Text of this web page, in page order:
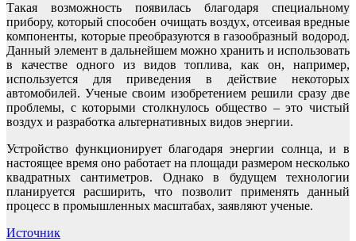
Такая возможность появилась благодаря специальному
прибору, который способен очищать воздух, отсеивая вредные
компоненты, которые преобразуются в газообразный водород.
Данный элемент в дальнейшем можно хранить и использовать
в качестве одного из видов топлива, как он, например,
используется для приведения в действие некоторых
автомобилей. Ученые своим изобретением решили сразу две
проблемы, с которыми столкнулось общество – это чистый
воздух и разработка альтернативных видов энергии.
Устройство функционирует благодаря энергии солнца, и в
настоящее время оно работает на площади размером несколько
квадратных сантиметров. Однако в будущем технологии
планируется расширить, что позволит применять данный
процесс в промышленных масштабах, заявляют ученые.
Источник